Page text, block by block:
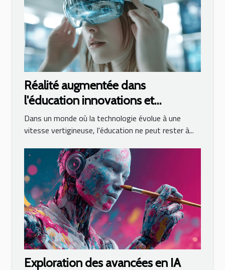
Réalité augmentée dans
l'éducation innovations et
perspectives pour l'enseignement
moderne
Dans un monde où la technologie évolue à une
vitesse vertigineuse, l'éducation ne peut rester à...
Exploration des avancées en IA